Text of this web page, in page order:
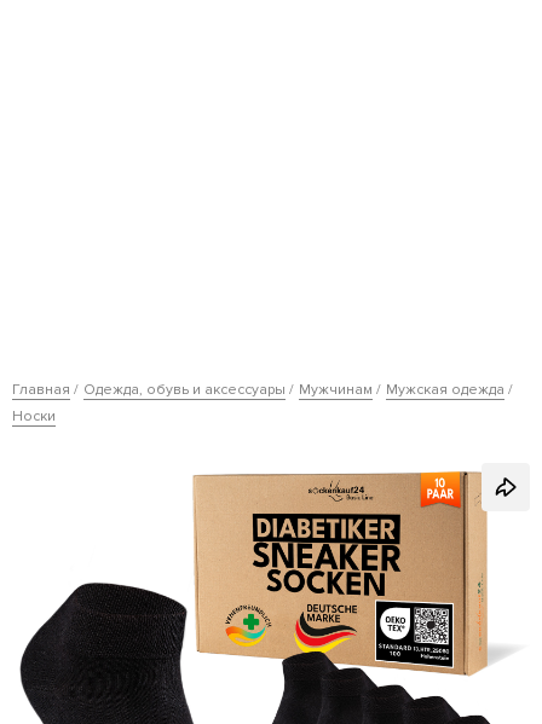
Главная Одежда, обувь и аксессуары Мужчинам
Мужская одежда
Носки